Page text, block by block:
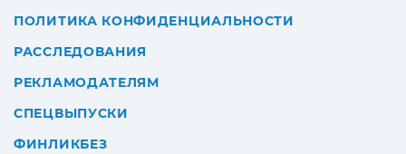
ПОЛИТИКА КОНФИДЕНЦИАЛЬНОСТИ
РАССЛЕДОВАНИЯ
РЕКЛАМОДАТЕЛЯМ
СПЕЦВЫПУСКИ
ФИНЛИКБЕЗ